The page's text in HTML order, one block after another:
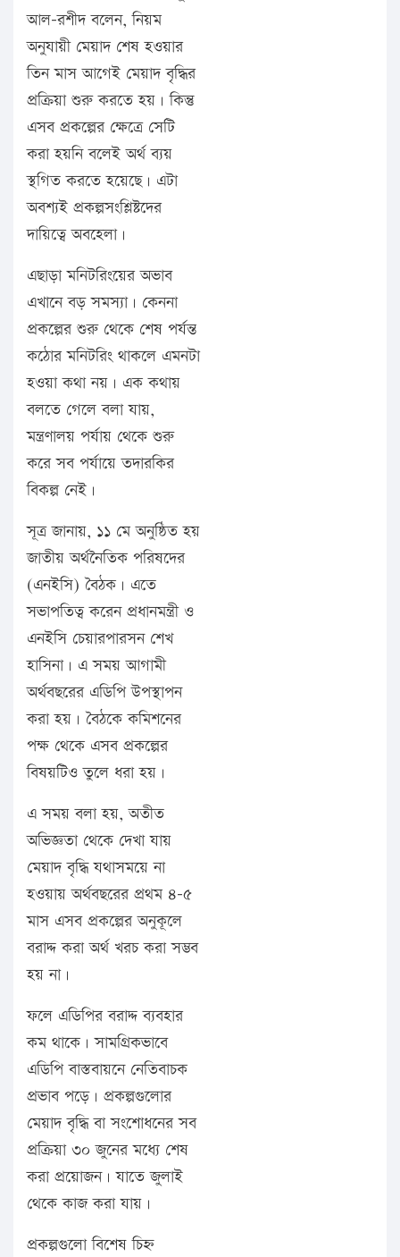
আল-রশীদ বলেন, নিয়ম
অনুযায়ী মেয়াদ শেষ হওয়ার
তিন মাস আগেই মেয়াদ বৃদ্ধির
প্রক্রিয়া শুরু করতে হয়। কিন্তু
এসব প্রকল্পের ক্ষেত্রে সেটি
করা হয়নি বলেই অর্থ ব্যয়
স্থগিত করতে হয়েছে। এটা
অবশ্যই প্রকল্পসংশ্লিষ্টদের
দায়িত্বে অবহেলা।
এছাড়া মনিটরিংয়ের অভাব
এখানে বড় সমস্যা। কেননা
প্রকল্পের শুরু থেকে শেষ পর্যন্ত
কঠোর মনিটরিং থাকলে এমনটা
হওয়া কথা নয়। এক কথায়
বলতে গেলে বলা যায়,
মন্ত্রণালয় পর্যায় থেকে শুরু
করে সব পর্যায়ে তদারকির
বিকল্প নেই।
সূত্র জানায়, ১১ মে অনুষ্ঠিত হয়
জাতীয় অর্থনৈতিক পরিষদের
(এনইসি) বৈঠক। এতে
সভাপতিত্ব করেন প্রধানমন্ত্রী ও
এনইসি চেয়ারপারসন শেখ
হাসিনা। এ সময় আগামী
অর্থবছরের এডিপি উপস্থাপন
করা হয়। বৈঠকে কমিশনের
পক্ষ থেকে এসব প্রকল্পের
বিষয়টিও তুলে ধরা হয়।
এ সময় বলা হয়, অতীত
অভিজ্ঞতা থেকে দেখা যায়
মেয়াদ বৃদ্ধি যথাসময়ে না
হওয়ায় অর্থবছরের প্রথম ৪-৫
মাস এসব প্রকল্পের অনুকূলে
বরাদ্দ করা অর্থ খরচ করা সম্ভব
হয় না।
ফলে এডিপির বরাদ্দ ব্যবহার
কম থাকে। সামগ্রিকভাবে
এডিপি বাস্তবায়নে নেতিবাচক
প্রভাব পড়ে। প্রকল্পগুলোর
মেয়াদ বৃদ্ধি বা সংশোধনের সব
প্রক্রিয়া ৩০ জুনের মধ্যে শেষ
করা প্রয়োজন। যাতে জুলাই
থেকে কাজ করা যায়।
প্রকল্পগুলো বিশেষ চিহ্ন